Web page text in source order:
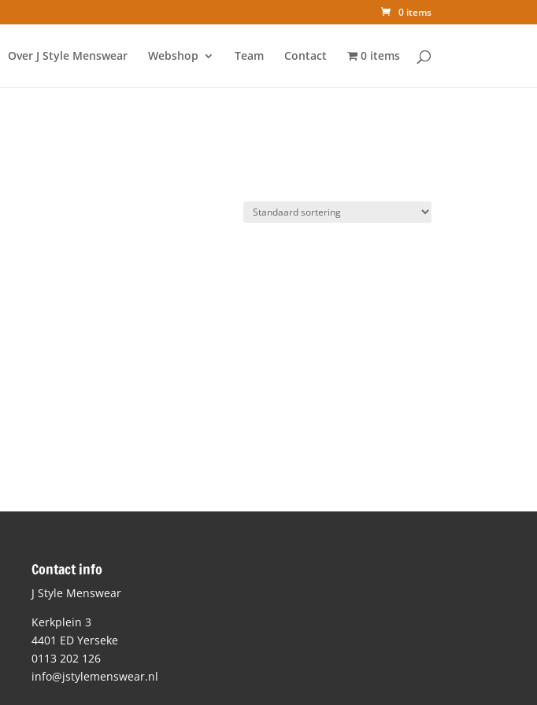
0 items
Over J Style Menswear Webshop Team Contact 0 items
Contact info
J Style Menswear
Kerkplein 3
4401 ED Yerseke
0113 202 126
info@jstylemenswear.nl